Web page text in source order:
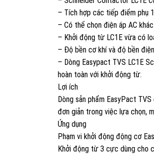
– Tích hợp các tiếp điểm phụ
– Có thể chọn điện áp AC
– Khởi động từ LC1E vừa có
– Độ bền cơ khí và độ bền
– Dòng Easypact TVS LC1E
hoàn toàn với khởi động từ.
Lợi ích
Dòng sản phẩm EasyPact
đơn giản trong việc lựa chọn,
Ứng dụng
Phạm vi khởi động động cơ
Khởi động từ 3 cực dùng cho